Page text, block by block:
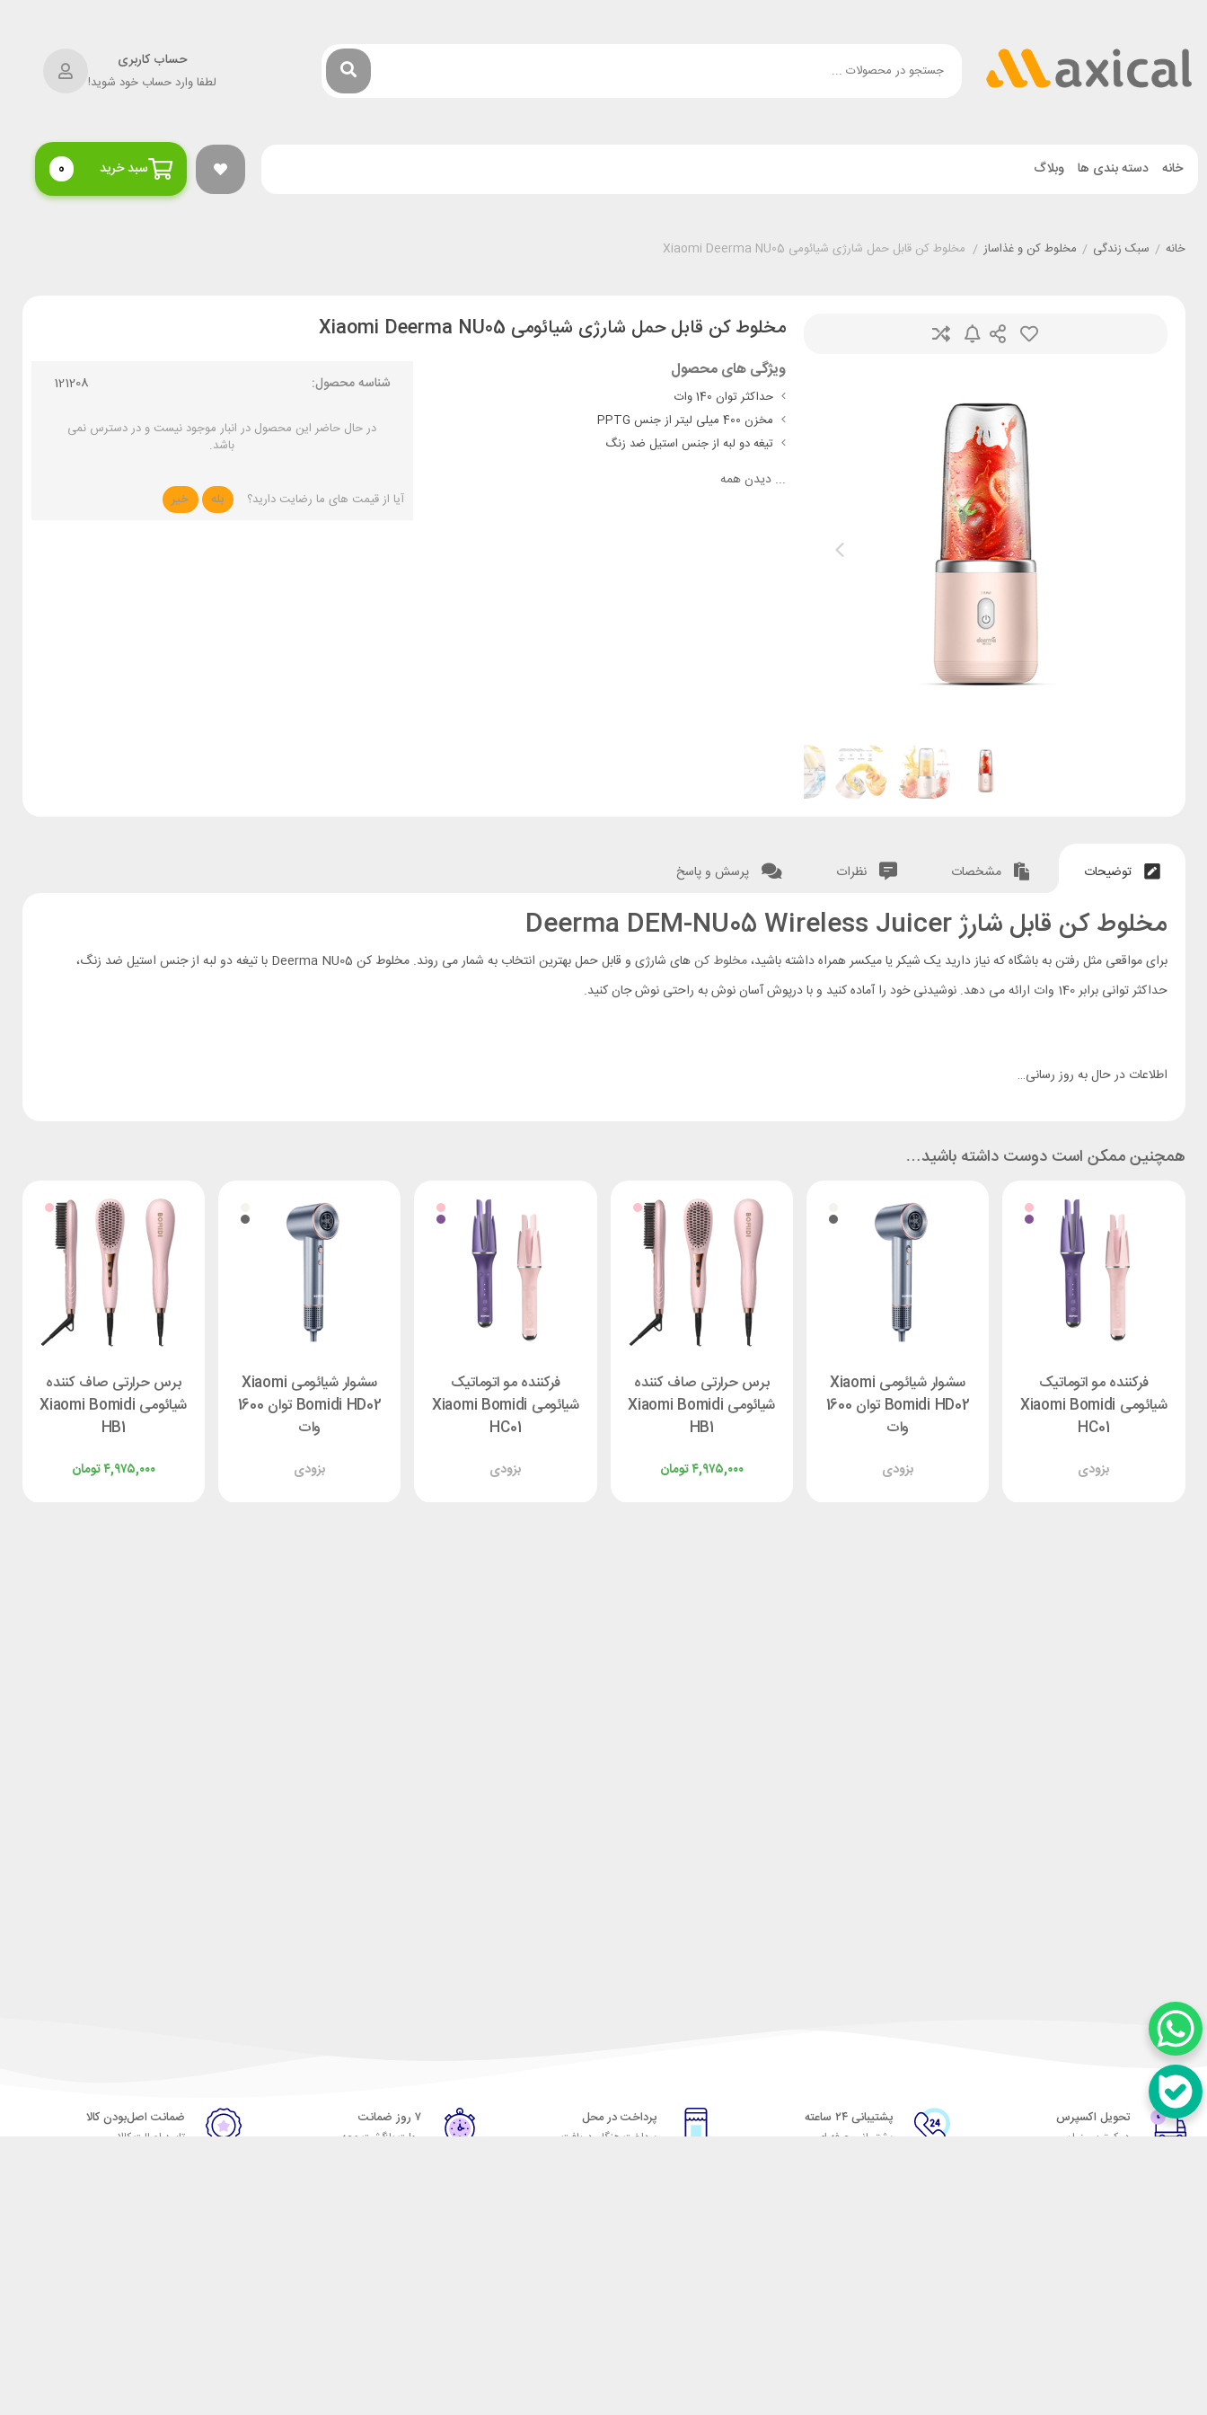
حساب کاربری
لطفا وارد حساب خود شوید!
خانه دسته بندی ها وبلاگ سبد خرید 0
خانه / سبک زندگی / مخلوط کن و غذاساز / مخلوط کن قابل حمل شارژی شیائومی Xiaomi Deerma NU05
مخلوط کن قابل حمل شارژی شیائومی Xiaomi Deerma NU05
ویژگی های محصول
حداکثر توان 140 وات
مخزن 400 میلی لیتر از جنس PPTG
تیغه دو لبه از جنس استیل ضد زنگ
...دیدن همه
شناسه محصول: 121208
در حال حاضر این محصول در انبار موجود نیست و در دسترس نمی
باشد.
آیا از قیمت های ما رضایت دارید؟ بله خیر
توضیحات مشخصات نظرات پرسش و پاسخ
مخلوط کن قابل شارژ Deerma DEM-NU05 Wireless Juicer
برای مواقعی مثل رفتن به باشگاه که نیاز دارید یک شیکر یا میکسر همراه داشته باشید،مخلوط کن
های شارژی و قابل حمل بهترین انتخاب به شمار می روند. مخلوط کن Deerma NU05 با تیغه دو لبه از جنس استیل ضد زنگ،
حداکثر توانی برابر 140 وات ارائه می دهد. نوشیدنی خود را آماده کنید و با درپوش آسان نوش به راحتی نوش جان کنید.
اطلاعات در حال به روز رسانی…
همچنین ممکن است دوست داشته باشید…
فرکننده مو اتوماتیک
شیائومی Xiaomi Bomidi
HC01
بزودی
سشوار شیائومی Xiaomi
Bomidi HD02 توان 1600
وات
بزودی
برس حرارتی صاف کننده
شیائومی Xiaomi Bomidi
HB1
تومان۴,۹۷۵,۰۰۰
فرکننده مو اتوماتیک
شیائومی Xiaomi Bomidi
HC01
بزودی
سشوار شیائومی Xiaomi
Bomidi HD02 توان 1600
وات
بزودی
برس حرارتی صاف کننده
شیائومی Xiaomi Bomidi
HB1
تومان۴,۹۷۵,۰۰۰
تحویل اکسپرس
در کمترین زمان
پشتیبانی ۲۴ ساعته
پشتیبانی حرفه ای
پرداخت در محل
پرداخت هنگام دریافت
۷ روز ضمانت
مهلت بازگشت وجه
ضمانت اصل‌بودن کالا
تایید اصالت کالا